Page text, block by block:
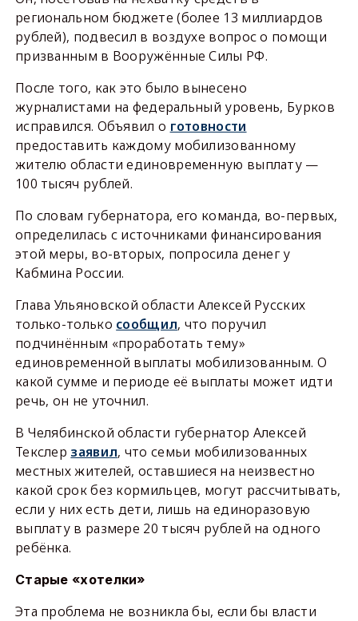
региональном бюджете (более 13 миллиардов
рублей), подвесил в воздухе вопрос о помощи
призванным в Вооружённые Силы РФ.
После того, как это было вынесено
журналистами на федеральный уровень, Бурков
исправился. Объявил о готовности
предоставить каждому мобилизованному
жителю области единовременную выплату —
100 тысяч рублей.
По словам губернатора, его команда, во-первых,
определилась с источниками финансирования
этой меры, во-вторых, попросила денег у
Кабмина России.
Глава Ульяновской области Алексей Русских
только-только сообщил, что поручил
подчинённым «проработать тему»
единовременной выплаты мобилизованным. О
какой сумме и периоде её выплаты может идти
речь, он не уточнил.
В Челябинской области губернатор Алексей
Текслер заявил, что семьи мобилизованных
местных жителей, оставшиеся на неизвестно
какой срок без кормильцев, могут рассчитывать,
если у них есть дети, лишь на единоразовую
выплату в размере 20 тысяч рублей на одного
ребёнка.
Старые «хотелки»
Эта проблема не возникла бы, если бы власти